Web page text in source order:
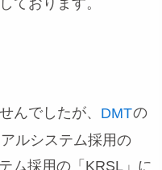
んでしたが、 DMTの
ルシステム採用の
ム採用の「KRSL」に